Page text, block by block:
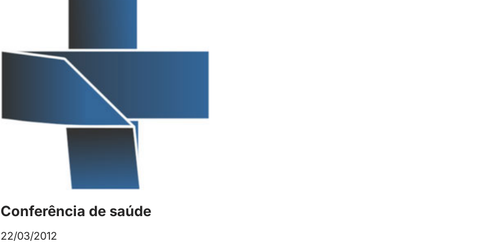
Conferência de saúde
22/03/2012